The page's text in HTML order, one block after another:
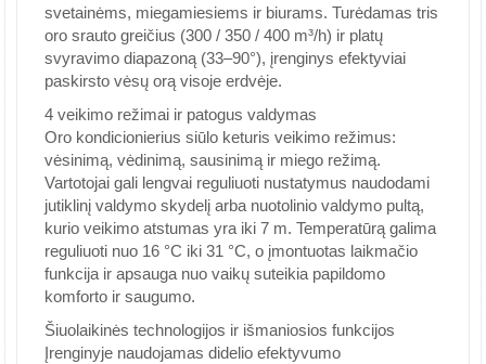
svetainėms, miegamiesiems ir biurams. Turėdamas tris
oro srauto greičius (300 / 350 / 400 m³/h) ir platų
svyravimo diapazoną (33–90°), įrenginys efektyviai
paskirsto vėsų orą visoje erdvėje.
4 veikimo režimai ir patogus valdymas
Oro kondicionierius siūlo keturis veikimo režimus:
vėsinimą, vėdinimą, sausinimą ir miego režimą.
Vartotojai gali lengvai reguliuoti nustatymus naudodami
jutiklinį valdymo skydelį arba nuotolinio valdymo pultą,
kurio veikimo atstumas yra iki 7 m. Temperatūrą galima
reguliuoti nuo 16 °C iki 31 °C, o įmontuotas laikmačio
funkcija ir apsauga nuo vaikų suteikia papildomo
komforto ir saugumo.
Šiuolaikinės technologijos ir išmaniosios funkcijos
Įrenginyje naudojamas didelio efektyvumo